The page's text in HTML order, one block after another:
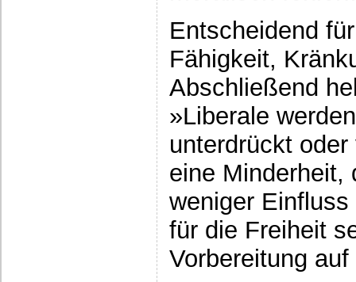
Entscheidend
Fähigkeit,
Abschließend
»Liberale
unterdrückt
eine Minderheit,
weniger
für die Freiheit
Vorbereitung